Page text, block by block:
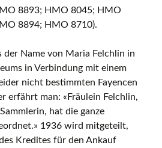
8893; HMO 8045; HMO
8894; HMO 8710).
Name von Maria Felchlin in
in Verbindung mit einem
nicht bestimmten Fayencen
erfährt man: «Fräulein Felchlin,
hat die ganze
1936 wird mitgeteilt,
Kredites für den Ankauf